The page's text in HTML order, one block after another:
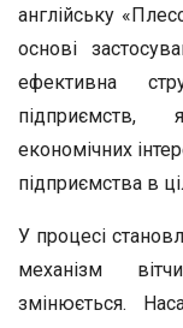
англійську
основі
ефективна
підприємств,
економічних
підприємства в
У процесі
механізм
змінюється.